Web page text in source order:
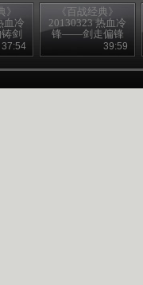
》
血冷
剑
37:54
《百战经典》
20130323 热血冷
锋——剑走偏锋
39:59